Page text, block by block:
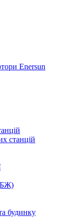
Enersun
станцій
будинку